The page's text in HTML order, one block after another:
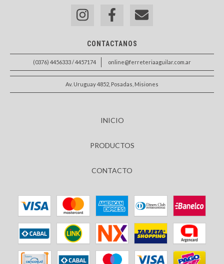
CONTACTANOS
(0376) 4456333 / 4457174 online@ferreteriaaguilar.com.ar
Av. Uruguay 4852, Posadas, Misiones
INICIO
PRODUCTOS
CONTACTO